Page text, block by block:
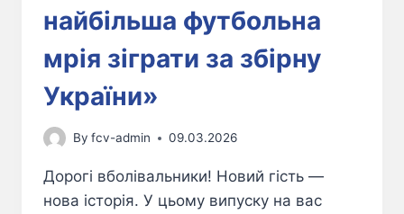
найбільша футбольна
мрія зіграти за збірну
України»
By fcv-admin 09.03.2026
Дорогі вболівальники! Новий гість —
нова історія. У цьому випуску на вас